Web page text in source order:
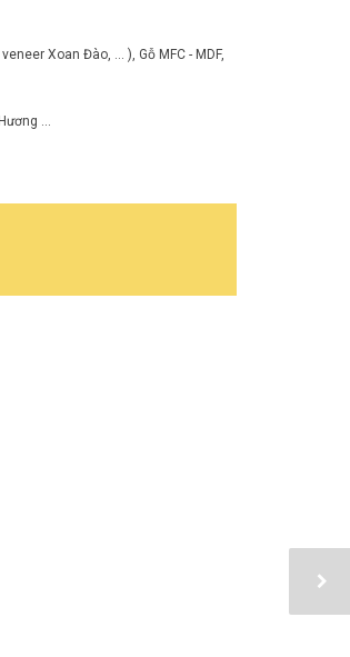
Xoan Đào, ... ), Gỗ MFC - MDF,
...